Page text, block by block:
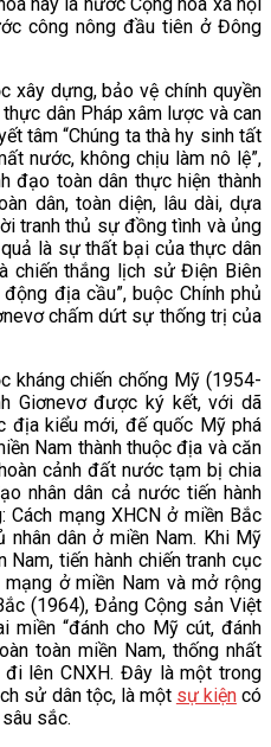
công nông đầu tiên ở Đông
dựng, bảo vệ chính quyền
dân Pháp xâm lược và can
tâm “Chúng ta thà hy sinh tất
nước, không chịu làm nô lệ”,
đạo toàn dân thực hiện thành
dân, toàn diện, lâu dài, dựa
tranh thủ sự đồng tình và ủng
là sự thất bại của thực dân
chiến thắng lịch sử Điện Biên
địa cầu”, buộc Chính phủ
chấm dứt sự thống trị của
chiến chống Mỹ (1954-
Giơnevơ được ký kết, với dã
địa kiểu mới, đế quốc Mỹ phá
Nam thành thuộc địa và căn
cảnh đất nước tạm bị chia
nhân dân cả nước tiến hành
mạng XHCN ở miền Bắc
nhân dân ở miền Nam. Khi Mỹ
tiến hành chiến tranh cục
ở miền Nam và mở rộng
(1964), Đảng Cộng sản Việt
miền “đánh cho Mỹ cút, đánh
toàn miền Nam, thống nhất
lên CNXH. Đây là một trong
sử dân tộc, là một sự kiệncó
sắc.